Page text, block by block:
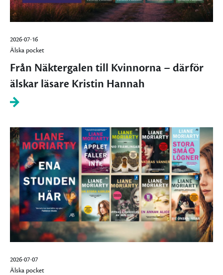
2026-07-16
Älska pocket
Från Näktergalen till Kvinnorna – därför
älskar läsare Kristin Hannah
2026-07-07
Älska pocket